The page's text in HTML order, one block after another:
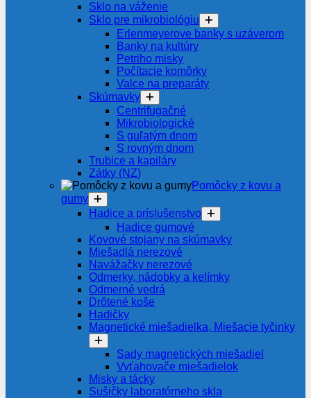
Sklo na váženie
Sklo pre mikrobiológiu
Erlenmeyerove banky s uzáverom
Banky na kultúry
Petriho misky
Počítacie komôrky
Valce na preparáty
Skúmavky
Centrifugačné
Mikrobiologické
S guľatým dnom
S rovným dnom
Trubice a kapiláry
Zátky (NZ)
Pomôcky z kovu a
gumy
Hadice a príslušenstvo
Hadice gumové
Kovové stojany na skúmavky
Miešadlá nerezové
Navážačky nerezové
Odmerky, nádobky a kelímky
Odmerné vedrá
Drôtené koše
Hadičky
Magnetické miešadielka, Miešacie tyčinky
Sady magnetických miešadiel
Vyťahovače miešadielok
Misky a tácky
Sušičky laboratórneho skla